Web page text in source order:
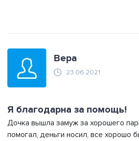
Вера
23.06.2021
Я благодарна за помощь!
Дочка вышла замуж за хорошего
помогал, деньги носил, все хорошо